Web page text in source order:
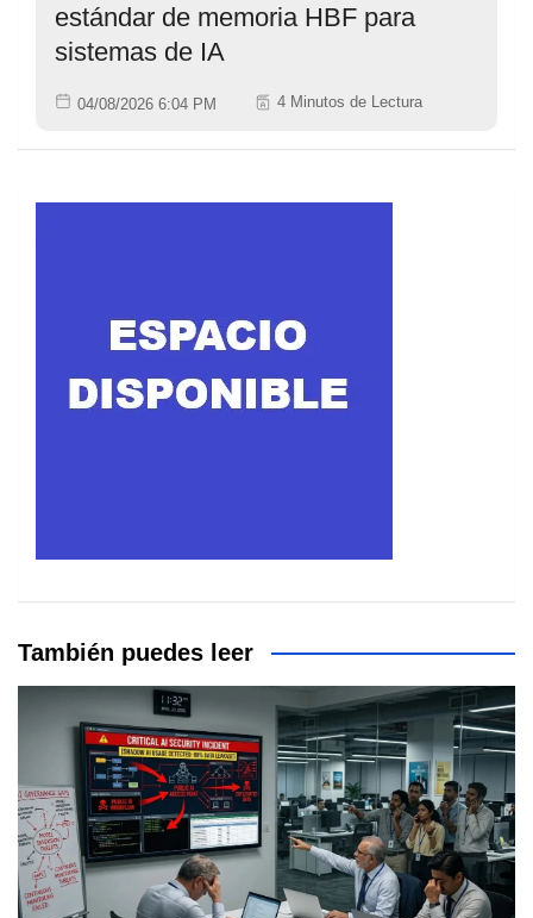
estándar de memoria HBF para
sistemas de IA
04/08/2026 6:04 PM 4 Minutos de Lectura
También puedes leer